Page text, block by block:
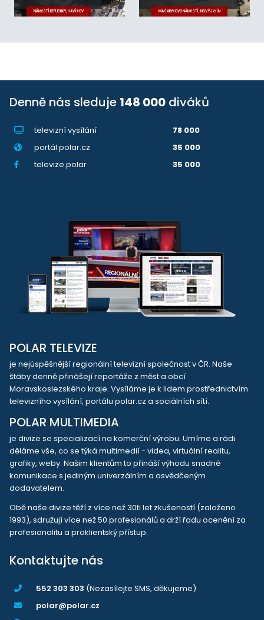
NÁMĚSTÍ REPUBLIKY, HAVÍŘOV MASARYKOVO NÁMĚSTÍ, NOVÝ JIČÍN
Denně nás sleduje 148 000 diváků
televizní vysílání
78 000
portál polar.cz
35 000
televize.polar
35 000
POLAR TELEVIZE
je nejúspěšnější regionální televizní společnost v ČR. Naše
štáby denně přinášejí reportáže z měst a obcí
Moravskoslezského kraje. Vysíláme je k lidem prostřednictvím
televizního vysílání, portálu polar.cz a sociálních sítí.
POLAR MULTIMEDIA
je divize se specializací na komerční výrobu. Umíme a rádi
děláme vše, co se týká multimedií - videa, virtuální realitu,
grafiky, weby. Našim klientům to přináší výhodu snadné
komunikace s jediným univerzálním a osvědčeným
dodavatelem.
Obě naše divize těží z více než 30ti let zkušeností (založeno
1993), sdružují více než 50 profesionálů a drží řadu ocenění za
profesionalitu a proklientský přístup.
Kontaktujte nás
552 303 303 (Nezasílejte SMS, děkujeme)
polar@polar.cz